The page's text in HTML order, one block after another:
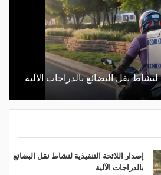
لنشاط نقل البضائع بالدراجات الآلية
إصدار اللائحة التنفيذية لنشاط نقل البضائع
بالدراجات الآلية